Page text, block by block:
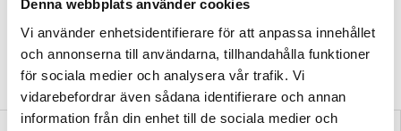
Denna webbplats använder cookies
Vi använder enhetsidentifierare för att anpassa innehållet
och annonserna till användarna, tillhandahålla funktioner
för sociala medier och analysera vår trafik. Vi
vidarebefordrar även sådana identifierare och annan
information från din enhet till de sociala medier och
myndigheterna
Så arbetar skolmyndigheterna för att lärare ska